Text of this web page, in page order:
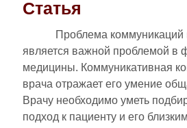
Статья
Проблема коммуникаций
является важной проблемой в
медицины. Коммуникативная
врача отражает его умение
Врачу необходимо уметь
подход к пациенту и его